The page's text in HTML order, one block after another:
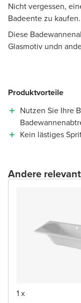
Nicht vergessen,
Badeente zu kaufen.
Diese
Glasmotiv undn
Produktvorteile
Nutzen Sie Ihre
Kein lästiges
Andere
1 x